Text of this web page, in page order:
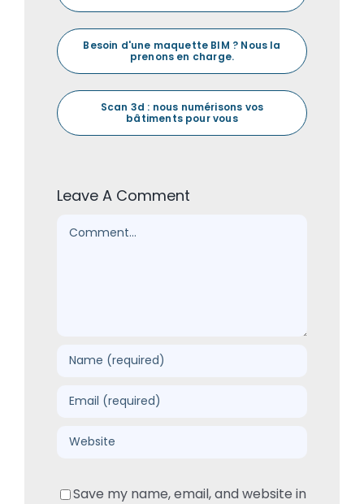
Besoin d'une maquette BIM ? Nous la
prenons en charge.
Scan 3d : nous numérisons vos
bâtiments pour vous
Leave A Comment
Comment
Save my name, email, and website in